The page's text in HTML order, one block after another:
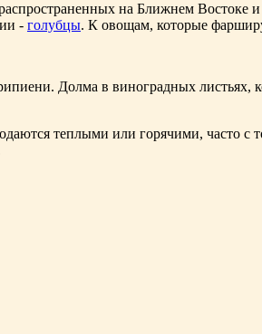
на Ближнем Востоке
- голубцы. К овощам, которые
Долма в виноградных листьях,
теплыми или горячими, часто